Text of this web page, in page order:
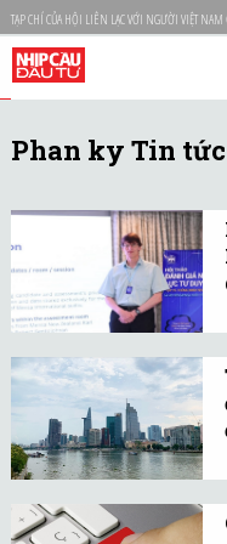
TẠP CHÍ CỦA HỘI LIÊN LẠC VỚI NGƯỜI VIỆT
Phan ky Tin tức